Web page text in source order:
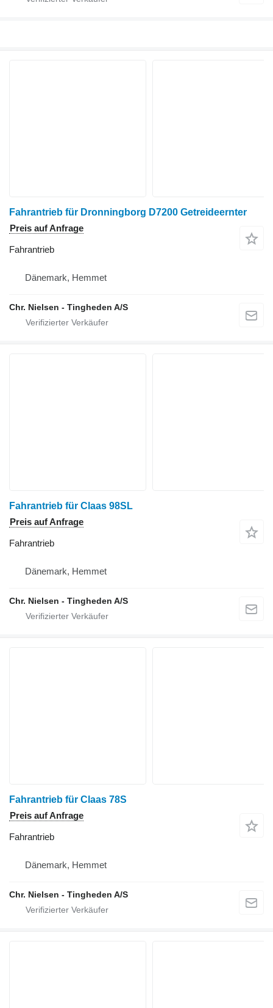
Fahrantrieb für Dronningborg D7200 Getreideernter
Preis auf Anfrage
Fahrantrieb
Dänemark, Hemmet
Chr. Nielsen - Tingheden A/S
Fahrantrieb für Claas 98SL
Preis auf Anfrage
Fahrantrieb
Dänemark, Hemmet
Chr. Nielsen - Tingheden A/S
Fahrantrieb für Claas 78S
Preis auf Anfrage
Fahrantrieb
Dänemark, Hemmet
Chr. Nielsen - Tingheden A/S